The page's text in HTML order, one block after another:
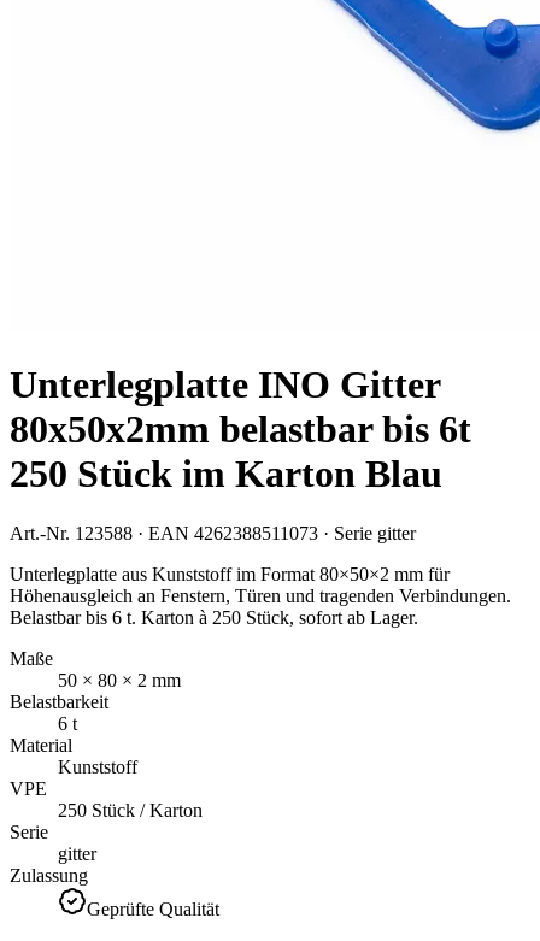
Unterlegplatte INO Gitter
80x50x2mm belastbar bis 6t
250 Stück im Karton Blau
Art.-Nr. 123588 · EAN 4262388511073 · Serie gitter
Unterlegplatte aus Kunststoff im Format 80×50×2 mm für
Höhenausgleich an Fenstern, Türen und tragenden Verbindungen.
Belastbar bis 6 t. Karton à 250 Stück, sofort ab Lager.
Maße
50 × 80 × 2 mm
Belastbarkeit
6 t
Material
Kunststoff
VPE
250 Stück / Karton
Serie
gitter
Zulassung
Geprüfte Qualität